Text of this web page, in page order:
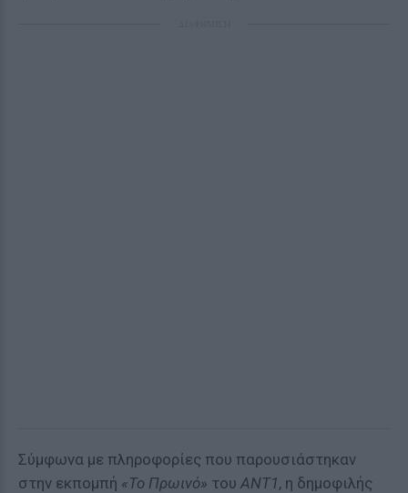
Σύμφωνα με πληροφορίες που παρουσιάστηκαν
στην εκπομπή «Το Πρωινό» του ΑΝΤ1, η δημοφιλής